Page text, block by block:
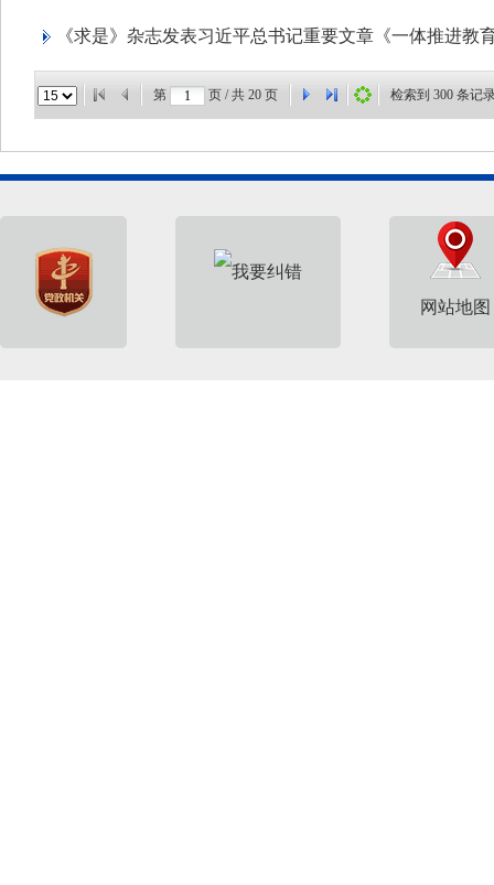
《求是》杂志发表习近平总书记重要文章《一体推进教
第 页 / 共 20 页 检索到 300 条记
网站地图